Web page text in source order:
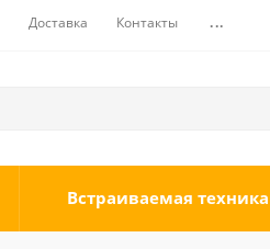
Доставка Контакты ...
Встраиваемая техника